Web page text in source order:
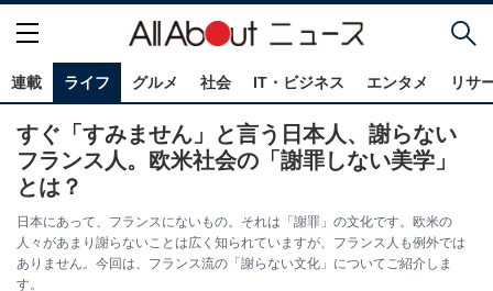
連載 ライフ グルメ 社会 IT・ビジネス エンタメ リサ
すぐ「すみません」と言う日本人、謝らない
フランス人。欧米社会の「謝罪しない美学」
とは？
日本にあって、フランスにないもの。それは「謝罪」の文化です。欧米の
人々があまり謝らないことは広く知られていますが、フランス人も例外では
ありません。今回は、フランス流の「謝らない文化」についてご紹介しま
す。